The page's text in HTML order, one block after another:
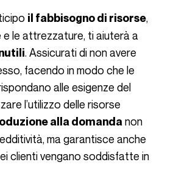
il fabbisogno di risorse,
e le attrezzature, ti aiuterà a
. Assicurati di non avere
facendo in modo che le
alle esigenze del
l’utilizzo delle risorse
alla domanda non
ma garantisce anche
clienti vengano soddisfatte in